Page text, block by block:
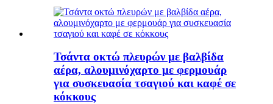
Τσάντα οκτώ πλευρών με βαλβίδα
αέρα, αλουμινόχαρτο με φερμουάρ
για συσκευασία τσαγιού και καφέ σε
κόκκους